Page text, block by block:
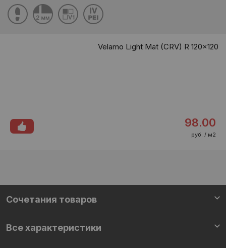
Velamo Light Mat (CRV) R 120x120
98.00
руб. / м2
Cочетания товаров
Все характеристики